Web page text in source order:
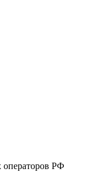
операторов РФ